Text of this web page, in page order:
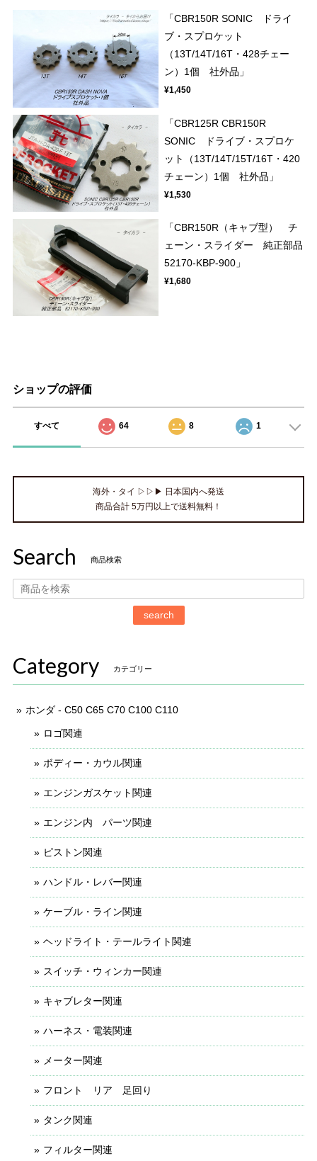
「CBR150R SONIC ドライ
ブ・スプロケット
（13T/14T/16T・428チェー
ン）1個 社外品」
¥1,450
「CBR125R CBR150R
SONIC ドライブ・スプロケ
ット（13T/14T/15T/16T・420
チェーン）1個 社外品」
¥1,530
「CBR150R（キャブ型） チ
ェーン・スライダー 純正部品
52170-KBP-900」
¥1,680
ショップの評価
すべて 64 8 1
海外・タイ ▷▷▶ 日本国内へ発送
商品合計 5万円以上で送料無料！
Search 商品検索
search
Category カテゴリー
ホンダ - C50 C65 C70 C100 C110
ロゴ関連
ボディー・カウル関連
エンジンガスケット関連
エンジン内 パーツ関連
ピストン関連
ハンドル・レバー関連
ケーブル・ライン関連
ヘッドライト・テールライト関連
スイッチ・ウィンカー関連
キャブレター関連
ハーネス・電装関連
メーター関連
フロント リア 足回り
タンク関連
フィルター関連